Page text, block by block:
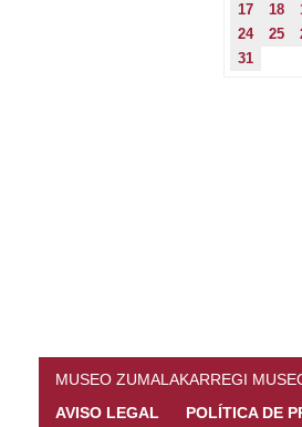
17
18
24
25
31
MUSEO ZUMALAKARREGI
AVISO LEGAL
POLÍTICA DE